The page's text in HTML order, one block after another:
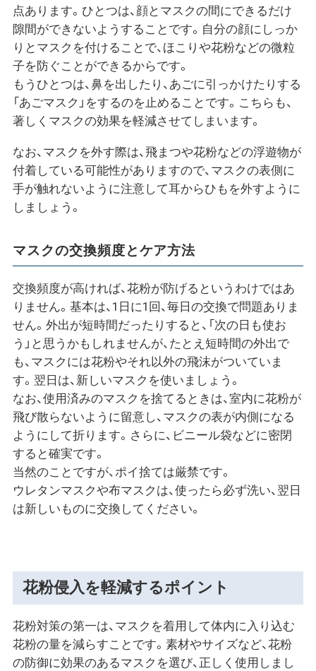
点あります。ひとつは、顔とマスクの間にできるだけ
隙間ができないようすることです。自分の顔にしっか
りとマスクを付けることで、ほこりや花粉などの微粒
子を防ぐことができるからです。
もうひとつは、鼻を出したり、あごに引っかけたりする
「あごマスク」をするのを止めることです。こちらも、
著しくマスクの効果を軽減させてしまいます。
なお、マスクを外す際は、飛まつや花粉などの浮遊物が
付着している可能性がありますので、マスクの表側に
手が触れないように注意して耳からひもを外すように
しましょう。
マスクの交換頻度とケア方法
交換頻度が高ければ、花粉が防げるというわけではあ
りません。基本は、1日に1回、毎日の交換で問題ありま
せん。外出が短時間だったりすると、「次の日も使お
う」と思うかもしれませんが、たとえ短時間の外出で
も、マスクには花粉やそれ以外の飛沫がついていま
す。翌日は、新しいマスクを使いましょう。
なお、使用済みのマスクを捨てるときは、室内に花粉が
飛び散らないように留意し、マスクの表が内側になる
ようにして折ります。さらに、ビニール袋などに密閉
すると確実です。
当然のことですが、ポイ捨ては厳禁です。
ウレタンマスクや布マスクは、使ったら必ず洗い、翌日
は新しいものに交換してください。
花粉侵入を軽減するポイント
花粉対策の第一は、マスクを着用して体内に入り込む
花粉の量を減らすことです。素材やサイズなど、花粉
の防御に効果のあるマスクを選び、正しく使用しまし